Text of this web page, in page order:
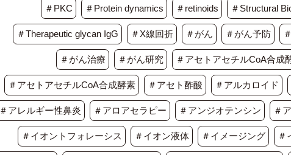
＃PKC ＃Protein dynamics ＃retinoids ＃Structural
＃Therapeutic glycan IgG ＃X線回折 ＃がん ＃がん予防
＃がん治療 ＃がん研究 ＃アセトアセチルCoA合成
＃アセトアセチルCoA合成酵素 ＃アセト酢酸 ＃アルカロイド
＃アレルギー性鼻炎 ＃アロアセラピー ＃アンジオテンシン ＃
＃イオントフォレーシス ＃イオン液体 ＃イメージング ＃